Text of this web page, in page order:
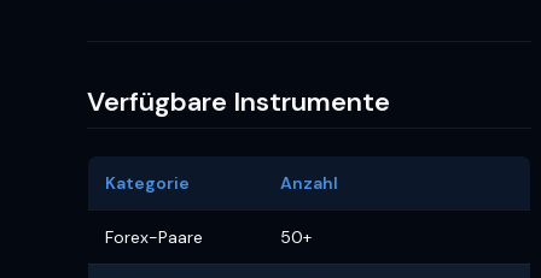
Verfügbare Instrumente
Kategorie Anzahl
Forex-Paare 50+